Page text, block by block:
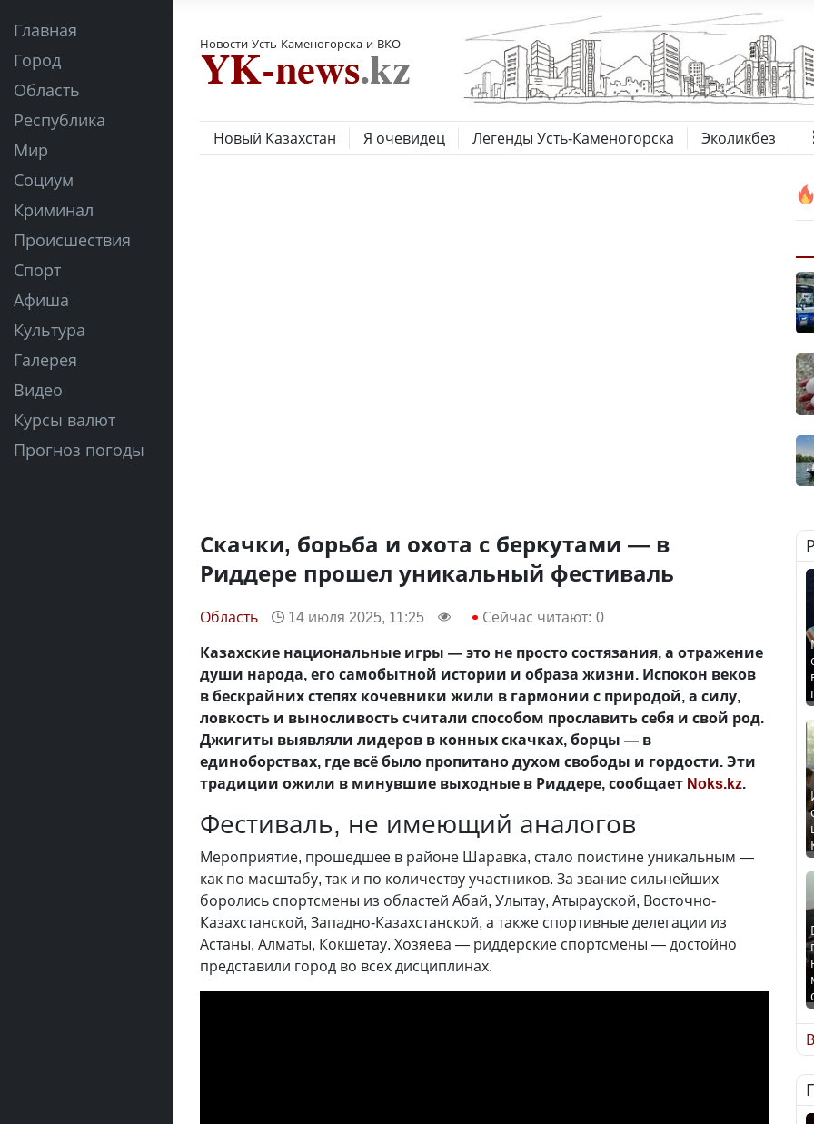
Главная
Город
Область
Республика
Мир
Социум
Криминал
Происшествия
Спорт
Афиша
Культура
Галерея
Видео
Курсы валют
Прогноз погоды
Новости Усть-Каменогорска и ВКО
Новый Казахстан Я очевидец Легенды Усть-Каменогорска Эколикбез
Скачки, борьба и охота с беркутами — в
Риддере прошел уникальный фестиваль
Область 14 июля 2025, 11:25 Сейчас читают: 0
Казахские национальные игры — это не просто состязания, а отражение
души народа, его самобытной истории и образа жизни. Испокон веков
в бескрайних степях кочевники жили в гармонии с природой, а силу,
ловкость и выносливость считали способом прославить себя и свой род.
Джигиты выявляли лидеров в конных скачках, борцы — в
единоборствах, где всё было пропитано духом свободы и гордости. Эти
традиции ожили в минувшие выходные в Риддере, сообщает Noks.kz.
Фестиваль, не имеющий аналогов
Мероприятие, прошедшее в районе Шаравка, стало поистине уникальным —
как по масштабу, так и по количеству участников. За звание сильнейших
боролись спортсмены из областей Абай, Улытау, Атырауской, Восточно-
Казахстанской, Западно-Казахстанской, а также спортивные делегации из
Астаны, Алматы, Кокшетау. Хозяева — риддерские спортсмены — достойно
представили город во всех дисциплинах.